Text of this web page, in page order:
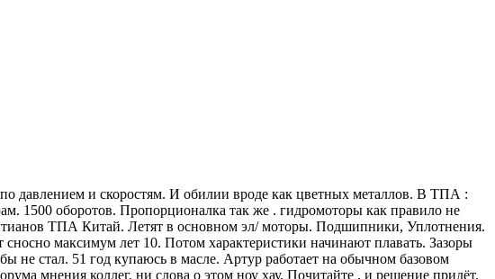
давлением и скоростям. И обилии вроде как цветных металлов. В ТПА :
1500 оборотов. Пропорционалка так же . гидромоторы как правило не
ТПА Китай. Летят в основном эл/ моторы. Подшипники, Уплотнения.
максимум лет 10. Потом характеристики начинают плавать. Зазоры
стал. 51 год купаюсь в масле. Артур работает на обычном базовом
мнения коллег, ни слова о этом ноу хау. Почитайте , и решение придёт.